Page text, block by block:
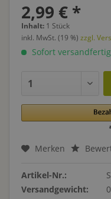
2,99 € *
Inhalt: 1 Stück
inkl. MwSt. (19 %) zzgl.
Sofort
Merken
Artikel-Nr.:
Versandgewicht: